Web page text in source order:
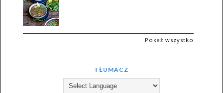
Pokaż wszystko
TŁUMACZ